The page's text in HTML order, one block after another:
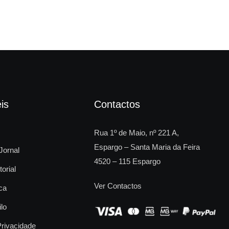
Contactos
Rua 1º de Maio, nº 221 A,
Espargo – Santa Maria da Feira
4520 – 115 Espargo
Ver Contactos